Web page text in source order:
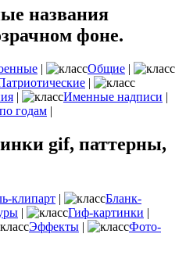
названия
фоне.
| Общие |
|
| Именные надписи |
годам |
gif, паттерны,
клипарт |
Бланк-
| Гиф-картинки |
Эффекты |
Фото-